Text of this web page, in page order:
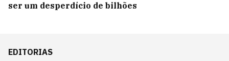
ser um desperdício de bilhões
EDITORIAS